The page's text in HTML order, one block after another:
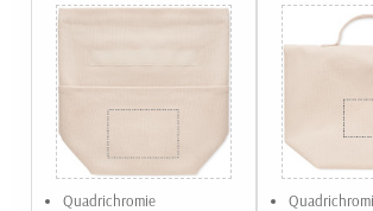
Quadrichromie